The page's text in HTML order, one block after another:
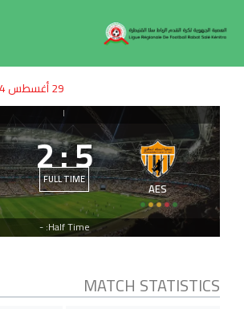
29 أغسطس 2024
|
AES
5
:
2FULL TIME
Half Time: -
MATCH STATISTICS